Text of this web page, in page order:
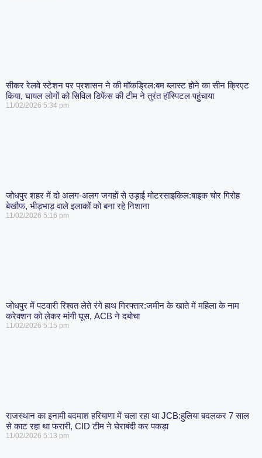
सीकर रेलवे स्टेशन पर प्रशासन ने की मॉकड्रिल:बम ब्लास्ट होने का सीन क्रिएट
किया, घायल लोगों को सिविल डिफेंस की टीम ने तुरंत हॉस्पिटल पहुंचाया
11/02/2026 5:34 pm
जोधपुर शहर में दो अलग-अलग जगहों से उड़ाई मोटरसाइकिल:बाइक चोर गिरोह
बेखौफ, भीड़भाड़ वाले इलाकों को बना रहे निशाना
11/02/2026 5:16 pm
जोधपुर में पटवारी रिश्वत लेते रंगे हाथ गिरफ्तार:जमीन के खाते में महिला के नाम
करेक्शन को लेकर मांगी घूस, ACB ने दबोचा
11/02/2026 5:15 pm
राजस्थान का इनामी बदमाश हरियाणा में चला रहा था JCB:हुलिया बदलकर 7 साल
से काट रहा था फरारी, CID टीम ने घेराबंदी कर पकड़ा
11/02/2026 5:13 pm